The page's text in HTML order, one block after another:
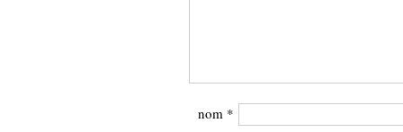
nom *